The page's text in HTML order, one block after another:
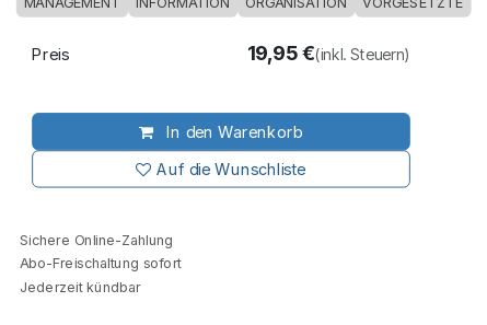
In den Warenkorb
Auf die Wunschliste
Preis 19,95€(inkl. Steuern)
Sichere Online-Zahlung
Abo-Freischaltung sofort
Jederzeit kündbar